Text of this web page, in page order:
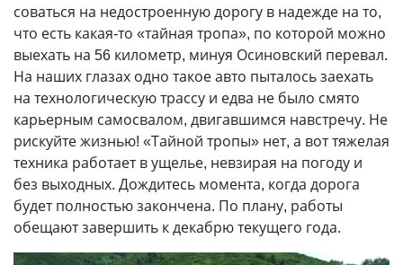
соваться на недостроенную дорогу в надежде на то,
что есть какая-то «тайная тропа», по которой можно
выехать на 56 километр, минуя Осиновский перевал.
На наших глазах одно такое авто пыталось заехать
на технологическую трассу и едва не было смято
карьерным самосвалом, двигавшимся навстречу. Не
рискуйте жизнью! «Тайной тропы» нет, а вот тяжелая
техника работает в ущелье, невзирая на погоду и
без выходных. Дождитесь момента, когда дорога
будет полностью закончена. По плану, работы
обещают завершить к декабрю текущего года.